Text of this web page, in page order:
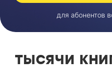
для абонентов
тысячи